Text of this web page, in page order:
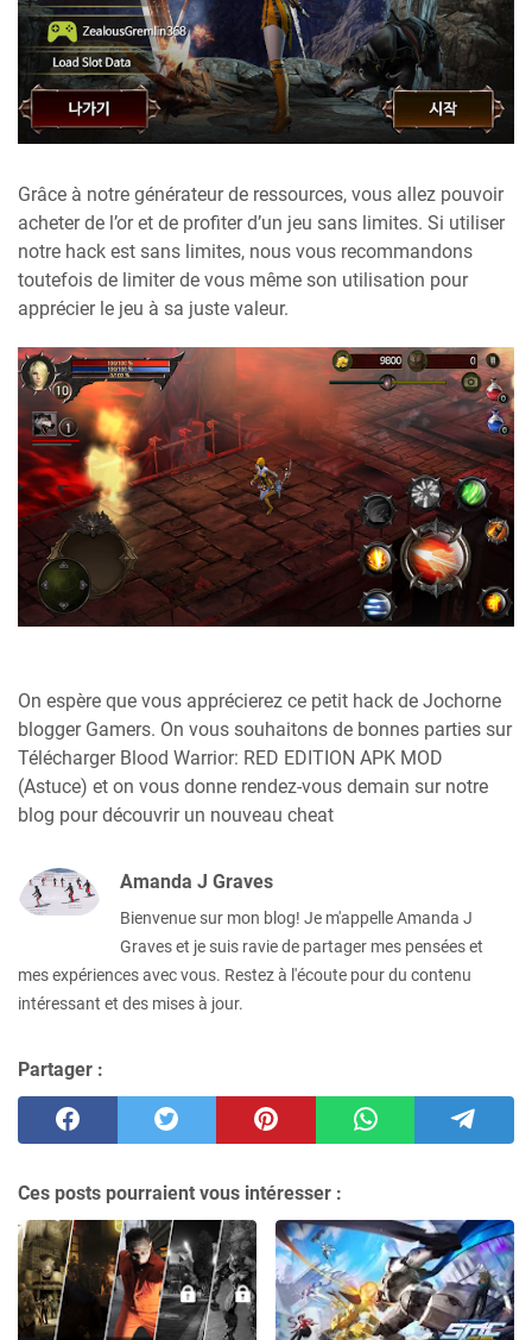
Grâce à notre générateur de ressources, vous allez pouvoir
acheter de l’or et de profiter d’un jeu sans limites. Si utiliser
notre hack est sans limites, nous vous recommandons
toutefois de limiter de vous même son utilisation pour
apprécier le jeu à sa juste valeur.
On espère que vous apprécierez ce petit hack de Jochorne
blogger Gamers. On vous souhaitons de bonnes parties sur
Télécharger Blood Warrior: RED EDITION APK MOD
(Astuce) et on vous donne rendez-vous demain sur notre
blog pour découvrir un nouveau cheat
Amanda J Graves
Bienvenue sur mon blog! Je m'appelle Amanda J
Graves et je suis ravie de partager mes pensées et
mes expériences avec vous. Restez à l'écoute pour du contenu
intéressant et des mises à jour.
Partager :
Ces posts pourraient vous intéresser :